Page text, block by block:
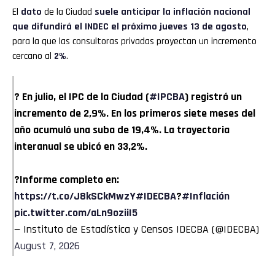
El dato de la Ciudad suele anticipar la inflación nacional
que difundirá el INDEC el próximo jueves 13 de agosto,
para la que las consultoras privadas proyectan un incremento
cercano al 2%.
? En julio, el IPC de la Ciudad (#IPCBA) registró un
incremento de 2,9%. En los primeros siete meses del
año acumuló una suba de 19,4%. La trayectoria
interanual se ubicó en 33,2%.
?Informe completo en:
https://t.co/J8kSCkMwzY#IDECBA?#Inflación
pic.twitter.com/aLn9oziiI5
— Instituto de Estadística y Censos IDECBA (@IDECBA)
August 7, 2026